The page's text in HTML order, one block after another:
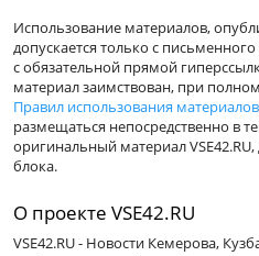
Использование материалов,
допускается только с
с обязательной прямой
материал заимствован, при
Правил использования материалов
размещаться непосредственно в
оригинальный материал
блока.
О проекте VSE42.RU
VSE42.RU - Новости Кемерова,